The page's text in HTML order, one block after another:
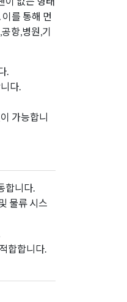
를 통해 먼
항,병원,기
.
다.
가능합니
합니다.
물류 시스
합합니다.